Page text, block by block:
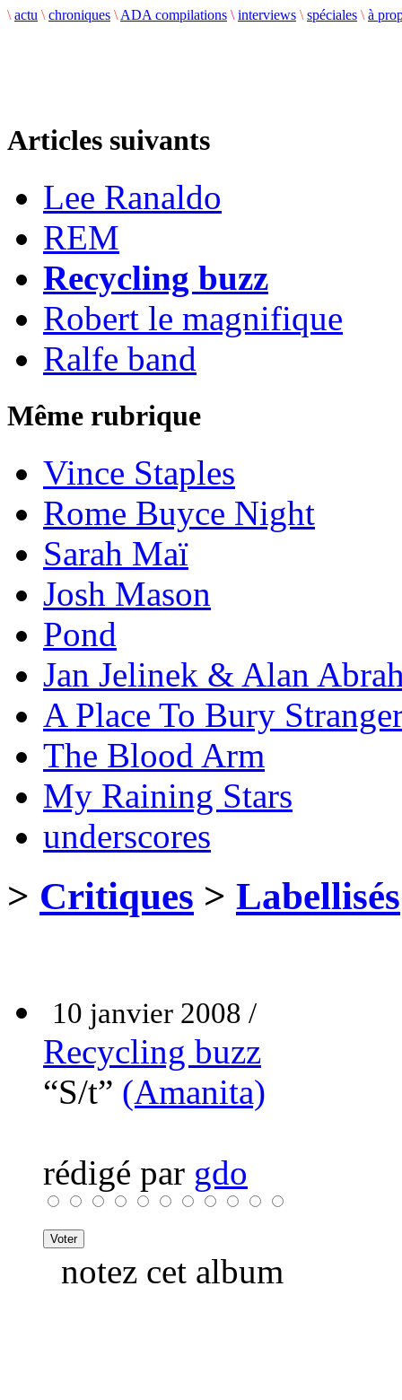
\ actu \ chroniques \ ADA compilations \ interviews \ spéciales \ à
Articles suivants
Lee Ranaldo
REM
Recycling buzz
Robert le magnifique
Ralfe band
Même rubrique
Vince Staples
Rome Buyce Night
Sarah Maï
Josh Mason
Pond
Jan Jelinek & Alan
A Place To Bury
The Blood Arm
My Raining Stars
underscores
> Critiques > Labellisés
10 janvier 2008 /
Recycling buzz
“S/t” (Amanita)
rédigé par gdo
notez cet album